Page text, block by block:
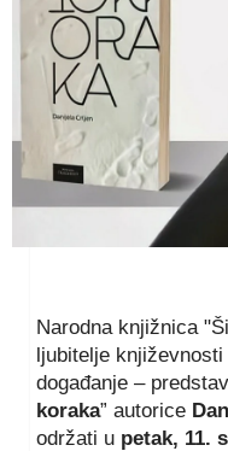
Narodna knjižnica
ljubitelje
događanje –
koraka” autorice
održati u petak, 11.